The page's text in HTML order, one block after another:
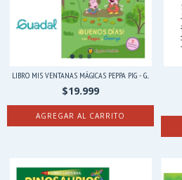
LIBRO MIS VENTANAS MÁGICAS PEPPA PIG - G...
$19.999
AGREGAR AL CARRITO